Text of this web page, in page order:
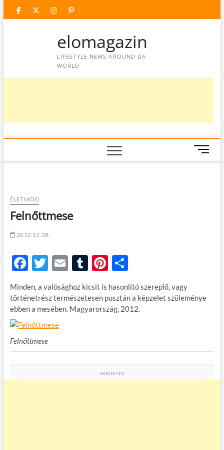
facebooktwitter
instagram
googleplus
pinterest
elomagazin
LIFESTYLE NEWS AROUND DA
WORLD
M
e
ÉLETMÓD
Felnőttmese
2012.11.28.
F
e
b
o
o
T
w
itt
er
E
m
ail
T
u
m
bl
Pi
nt
er
es
O
ss
za
m
Minden, a valósághoz kicsit is hasonlító szereplő, vagy
történetrész természetesen pusztán a képzelet szüleménye
ebben a mesében. Magyarország, 2012.
Felnőttmese
HIRDETÉS